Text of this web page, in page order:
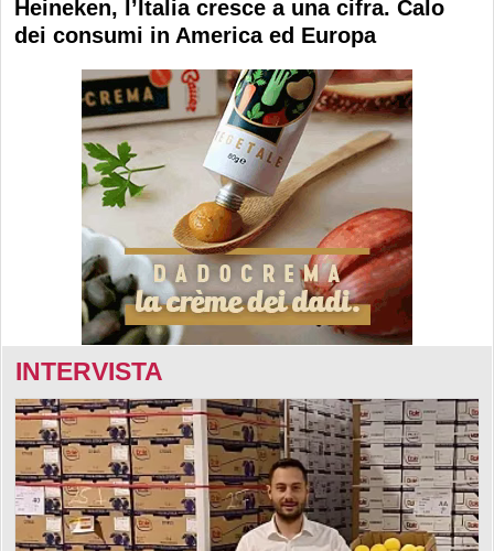
Heineken, l’Italia cresce a una cifra. Calo
dei consumi in America ed Europa
INTERVISTA